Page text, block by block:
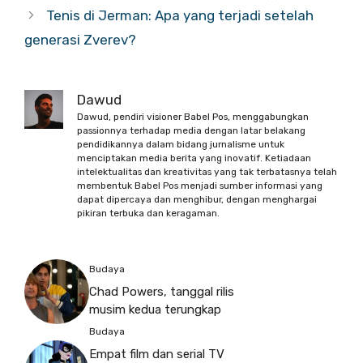
Tenis di Jerman: Apa yang terjadi setelah
generasi Zverev?
Dawud
Dawud, pendiri visioner Babel Pos, menggabungkan
passionnya terhadap media dengan latar belakang
pendidikannya dalam bidang jurnalisme untuk
menciptakan media berita yang inovatif. Ketiadaan
intelektualitas dan kreativitas yang tak terbatasnya telah
membentuk Babel Pos menjadi sumber informasi yang
dapat dipercaya dan menghibur, dengan menghargai
pikiran terbuka dan keragaman.
Budaya
Chad Powers, tanggal rilis
musim kedua terungkap
Budaya
Empat film dan serial TV